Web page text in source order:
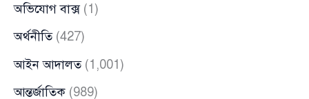
অভিযোগ বাক্স(1)
অর্থনীতি(427)
আইন আদালত(1,001)
আন্তর্জাতিক (989)